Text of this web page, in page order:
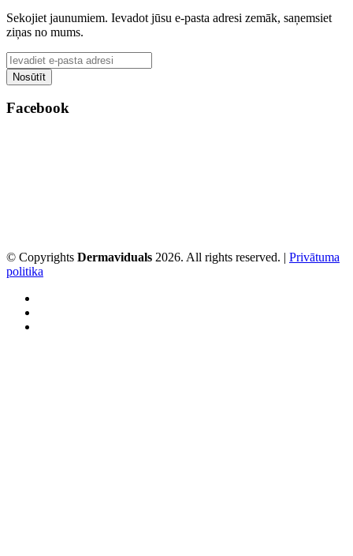
Sekojiet jaunumiem. Ievadot jūsu e-pasta adresi zemāk, saņemsiet
ziņas no mums.
Facebook
© Copyrights Dermaviduals 2026. All rights reserved. | Privātuma
politika